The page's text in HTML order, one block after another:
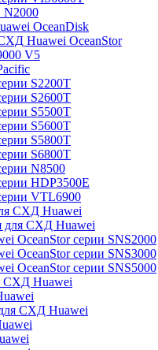
N2000
OceanDisk
Huawei OceanStor
V5
S2200T
S2600T
S5500T
S5600T
S5800T
S6800T
N8500
HDP3500E
VTL6900
СХД Huawei
для СХД Huawei
OceanStor серии SNS2000
OceanStor серии SNS3000
OceanStor серии SNS5000
СХД Huawei
СХД Huawei